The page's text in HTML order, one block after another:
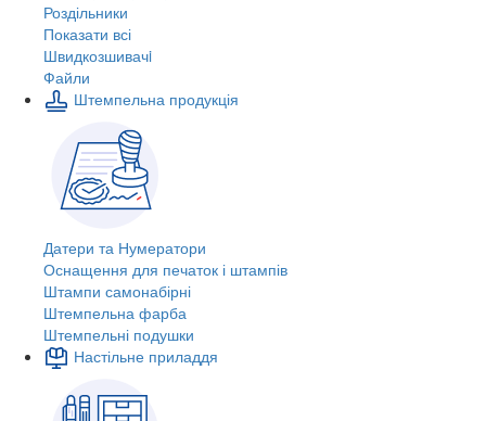
Роздільники
Показати всі
Швидкозшивачi
Файли
Штемпельна продукція
Датери та Нумератори
Оснащення для печаток і штампів
Штампи самонабірні
Штемпельна фарба
Штемпельні подушки
Настільне приладдя